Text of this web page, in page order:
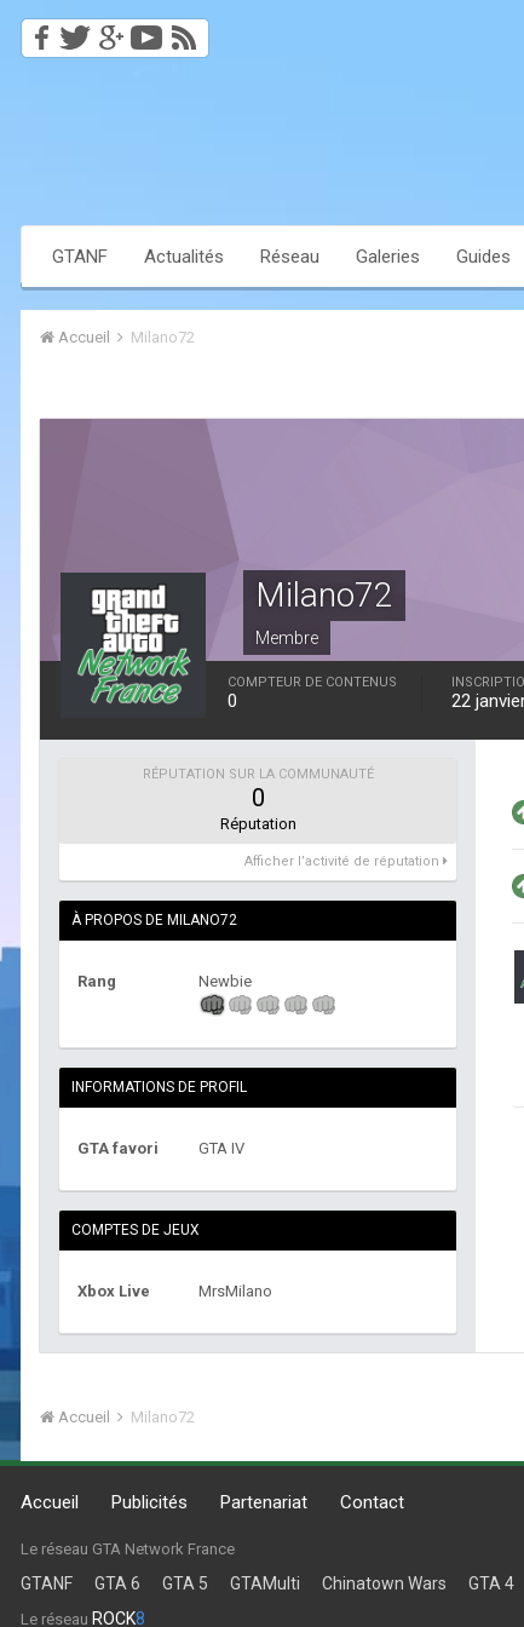
GTANF Actualités Réseau Galeries Guides
Accueil Milano72
Milano72
Membre
COMPTEUR DE CONTENUS
0 22
RÉPUTATION SUR LA COMMUNAUTÉ
0
Réputation
Afficher l’activité de réputation
À PROPOS DE MILANO72
Rang Newbie
INFORMATIONS DE PROFIL
GTA favori GTA IV
COMPTES DE JEUX
Xbox Live MrsMilano
Accueil Milano72
Accueil Publicités Partenariat Contact
Le réseau GTA Network France
GTANF GTA 6 GTA 5 GTAMulti Chinatown Wars GTA 4
Le réseau ROCK8